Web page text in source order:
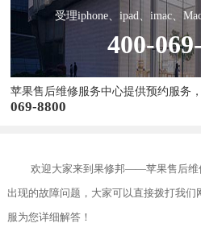
受理iphone、ipad、imac、
400-
苹果售后维修服务中心提供预约服务
069-8800
欢迎大家来到果修邦——苹果售后维
出现的故障问题，大家可以直接拨打我
服为您详细解答！